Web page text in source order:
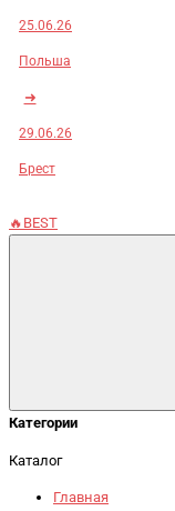
25.06.26
Польша
➜
29.06.26
Брест
🔥BEST
Категории
Каталог
Главная